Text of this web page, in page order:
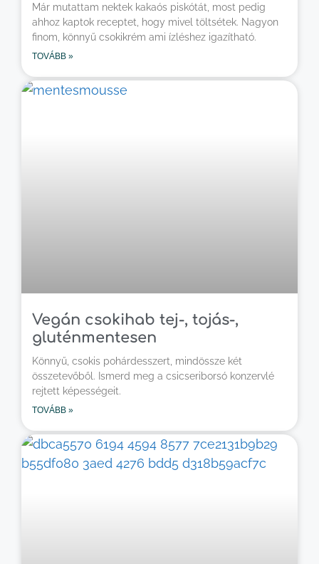
Már mutattam nektek kakaós piskótát, most pedig
ahhoz kaptok receptet, hogy mivel töltsétek. Nagyon
finom, könnyű csokikrém ami ízléshez igazítható.
TOVÁBB »
Vegán csokihab tej-, tojás-,
gluténmentesen
Könnyű, csokis pohárdesszert, mindössze két
összetevőből. Ismerd meg a csicseriborsó konzervlé
rejtett képességeit.
TOVÁBB »